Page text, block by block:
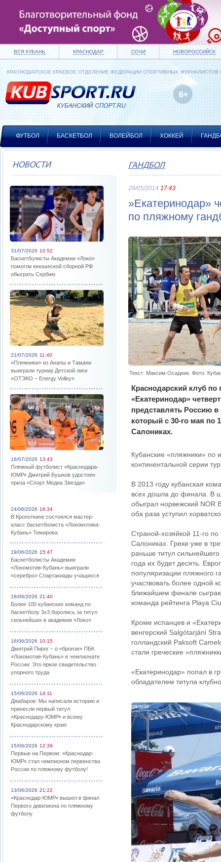
ВСЯ КУБАНЬ КРАСНОДАР СОЧИ НОВОРОССИЙСК
КРАСНОДАРСКОЕ КРАЕВОЕ ОТДЕЛЕНИЕ ФЕДЕРАЦИИ СПОРТИВНЫХ ЖУРНАЛИСТОВ
ФУТБОЛ БАСКЕТБОЛ ВОЛЕЙБОЛ ХОККЕЙ
НОВОСТИ
31/07/2026 10:52
Баскетболисты Академии «Локо»
помогли юношеской сборной РФ
обыграть Сербию
21/07/2026 11:40
«Пляжники» из Анапы и Тамани
выиграли турнир Детской лиги
«ОТЭКО – Energy Volley»
16/07/2026 13:43
Пляжный футболист «Краснодара-
ЮМР» Дмитрий Бушков удостоен
приза «Спорт Медиа Звезда»
24/06/2026 16:34
В Кропоткине состоялся мастер-
класс баскетболиста «Локомотива-
Кубань» Темирова
19/06/2026 15:47
Баскетболисты Академии
«Локомотив-Кубань» выиграли
«серебро» Спартакиады учащихся
18/06/2026 21:40
Более 100 кубанских команд по
баскетболу 3х3 боролись за титул
сильнейших в академии «Локо»
16/06/2026 10:15
Дмитрий Пирог – о «бронзе» ПБК
«Локомотив-Кубань» в чемпионате
России: Это яркое свидетельство
упорного труда
15/06/2026 14:11
Джабаров: Мы написали историю и
принесли первый титул
«Краснодару-ЮМР» и всему
Краснодарскому краю
15/06/2026 12:39
Первые на Первом: «Краснодар-
ЮМР» стал чемпионом первенства
России по пляжному футболу!
13/06/2026 21:22
«Краснодар-ЮМР» вышел в финал
Первого дивизиона по пляжному
футболу
ГАНДБОЛ
29/05/2014 17:43
»Екатеринодар»
по пляжному
Текст: Максим Осадник. Фото:
Краснодарский клуб
«Екатеринодар»
представлять Россию
который с 30-го мая по
Салониках.
Кубанские «пляжники» по
континентальной серии
В 2013 году кубанская
всех дошла до финала. В
обыграл норвежский NOR
оба раза уступил
Страной-хозяйкой 11-го
Салониках. Греки уже в
раньше титул
года их будет десять.
популяризации пляжного
участвовать более одной
ближайшем финале
команда рейтинга Playa
Кроме испанцев и
венгерский Salgótarjáni
голландский Paksoft
стали греческие
«Екатеринодар» попал в
обладателем титула